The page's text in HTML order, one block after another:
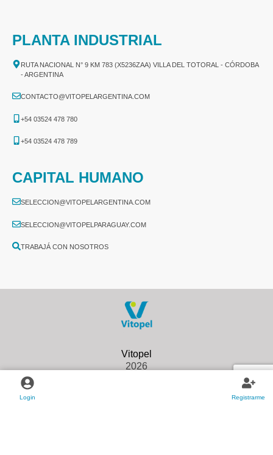
Login Registrarme
PLANTA INDUSTRIAL
RUTA NACIONAL N° 9 KM 783 (X5236ZAA) VILLA DEL TOTORAL - CÓRDOBA
- ARGENTINA
CONTACTO@VITOPELARGENTINA.COM
+54 03524 478 780​
+54 03524 478 789​
CAPITAL HUMANO
SELECCION@VITOPELARGENTINA.COM
SELECCION@VITOPELPARAGUAY.COM
TRABAJÁ CON NOSOTROS
2026